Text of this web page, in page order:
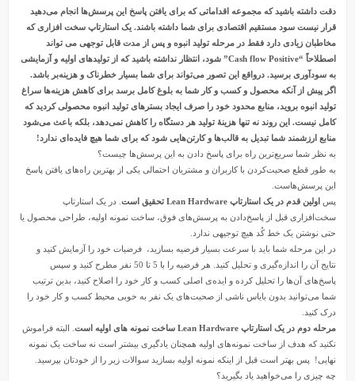
دقت داشته باشید که مجموعه اقداماتی که برای یافتن پاسخ این پرسش‌ها انجام می‌دهید
قرار نیست سود مستقیم اقتصادی برای شما داشته باشند. یک استارتاپ سخت افزاری که
مخاطبان زیادی دارد فقط در مرحله تولید انبوه و پس از مدت قابل توجهی می تواند
اصطلاحاً “Cash flow Positive” شود، انتظار نداشته باشید که از تولیدهای اولیه و آزمایشی
به سودآوری برسید. درواقع این تصور می‌تواند برای شما بسیار خطرناک و هزینه‌بر باشد.
اگر پیش از آنکه محصول و کسب و کار شما به بلوغ کامل برسد برای کاهش هزینه‌ها سراغ
تولید انبوه بروید، منابع محدود خود را صرف ایجاد بستر‌های تولید انبوه محصولی کردید که
کامل نیست. این روند نه تنها هزینۀ تولید هر دستگاه را کاهش نمی‌دهد، بلکه باعث می‌شود
منابع ارزشمند شما تبدیل به قالب‌ها و کارتن‌هایی شود که برای شما هیچ فایده‌ای ندارد!
به نظر شما سریع‌ترین راه برای پاسخ دادن به این پرسش‌ها چیست؟
به طور قطع صحبت‌کردن با کاربران و مشتریان احتمالی یکی از بهترین راه‌های یافتن پاسخ
این پرسش‌هاست.
پس اولین قدم در یک استارتاپ Lean Hardware تحقیق است
. در یک استارتاپ
سخت‌افزاری قبل از پاسخ‌دادن به پرسش‌های فوق، ساخت نمونه اولیه، طراحی محصول یا
حتی نوشتن یک خط کُد هیچ توجیهی ندارد.
در این مرحله شما باید با سرعت بسیار فرضیه بسازید، فرضیات خود را آزمایش کنید و
نتایج آن را اندازه‌گیری و تحلیل کنید. هر فرضیه را با 5 تا 50 نفر مطرح کنید و سپس
پاسخ‌های آن‌ها را تحلیل کرده و ایده‌ی اصلی کسب و کار خود را اصلاح کنید، بدین ترتیب
شما می‌توانید بدون بایاس ناشی از صحبت‌های یک نفر به خوبی محیط کسب و کار خود را
درک کنید.
مرحله دوم در یک استارتاپ Lean Hardware ساخت نمونه های اولیه است
. البته فراموش
نکنید که هدف از ساخت نمونه‌های اولیه همچنان یادگیری بیشتر است نه ساخت یک نمونه
نهایی! پس بهتر است قبل از اینکه نمونه اولیه بسازید سوالات زیر را از خودتان بپرسید.
چه چیزی را می‌خواهید یاد بگیرید؟